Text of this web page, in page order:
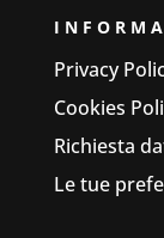
Privacy
Cookies
Richiesta
Le tue